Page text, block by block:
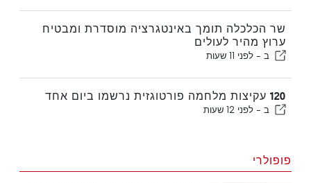
שר הכלכלה תומך באינטגרציה מוסדרת ומבטיח
ערוץ מהיר לעולים
ב - לפני 11 שעות
120 עקיצות מלחמה פורטוגזית נרשמו ביום אחד
ב - לפני 12 שעות
פופולרי